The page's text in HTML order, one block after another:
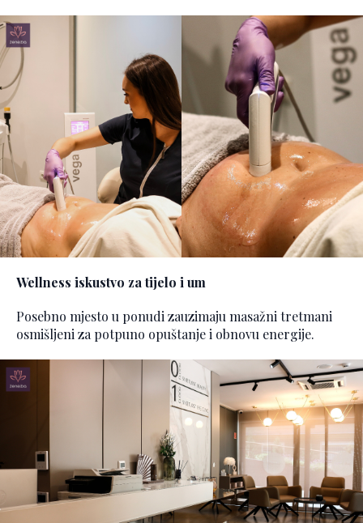
Wellness iskustvo za tijelo i um
Posebno mjesto u ponudi zauzimaju masažni tretmani
osmišljeni za potpuno opuštanje i obnovu energije.